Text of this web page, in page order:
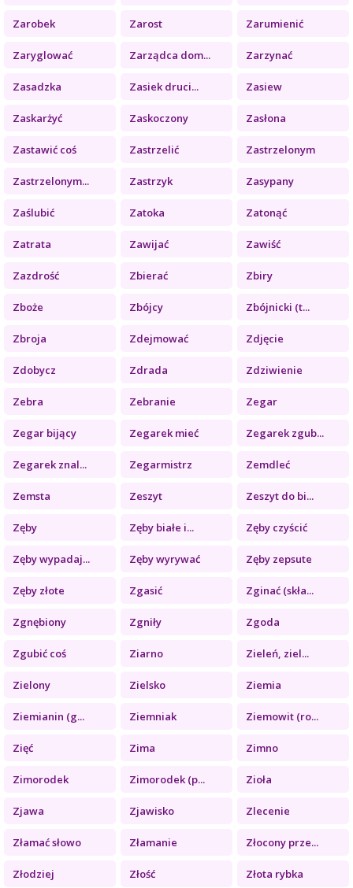
Zarobek Zarost Zarumienić
Zaryglować Zarządca dom... Zarzynać
Zasadzka Zasiek druci... Zasiew
Zaskarżyć Zaskoczony Zasłona
Zastawić coś Zastrzelić Zastrzelonym
Zastrzelonym... Zastrzyk Zasypany
Zaślubić Zatoka Zatonąć
Zatrata Zawijać Zawiść
Zazdrość Zbierać Zbiry
Zboże Zbójcy Zbójnicki (t...
Zbroja Zdejmować Zdjęcie
Zdobycz Zdrada Zdziwienie
Zebra Zebranie Zegar
Zegar bijący Zegarek mieć Zegarek zgub...
Zegarek znal... Zegarmistrz Zemdleć
Zemsta Zeszyt Zeszyt do bi...
Zęby Zęby białe i... Zęby czyścić
Zęby wypadaj... Zęby wyrywać Zęby zepsute
Zęby złote Zgasić Zginać (skła...
Zgnębiony Zgniły Zgoda
Zgubić coś Ziarno Zieleń, ziel...
Zielony Zielsko Ziemia
Ziemianin (g... Ziemniak Ziemowit (ro...
Zięć Zima Zimno
Zimorodek Zimorodek (p... Zioła
Zjawa Zjawisko Zlecenie
Złamać słowo Złamanie Złocony prze...
Złodziej Złość Złota rybka